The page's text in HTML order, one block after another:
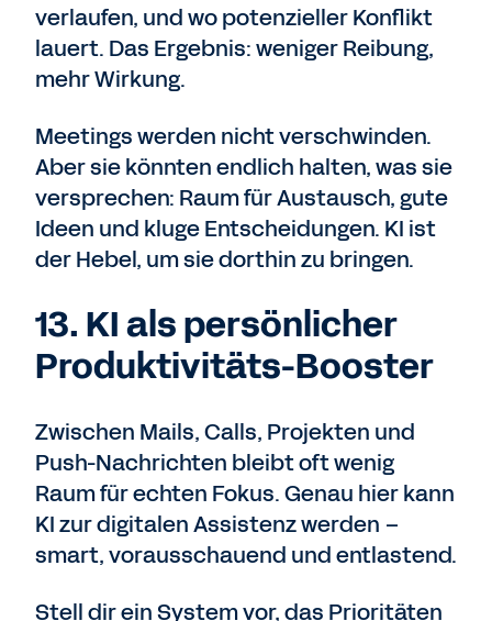
verlaufen, und wo potenzieller Konflikt
lauert. Das Ergebnis: weniger Reibung,
mehr Wirkung.
Meetings werden nicht verschwinden.
Aber sie könnten endlich halten, was sie
versprechen: Raum für Austausch, gute
Ideen und kluge Entscheidungen. KI ist
der Hebel, um sie dorthin zu bringen.
13. KI als persönlicher
Produktivitäts-Booster
Zwischen Mails, Calls, Projekten und
Push-Nachrichten bleibt oft wenig
Raum für echten Fokus. Genau hier kann
KI zur digitalen Assistenz werden –
smart, vorausschauend und entlastend.
Stell dir ein System vor, das Prioritäten